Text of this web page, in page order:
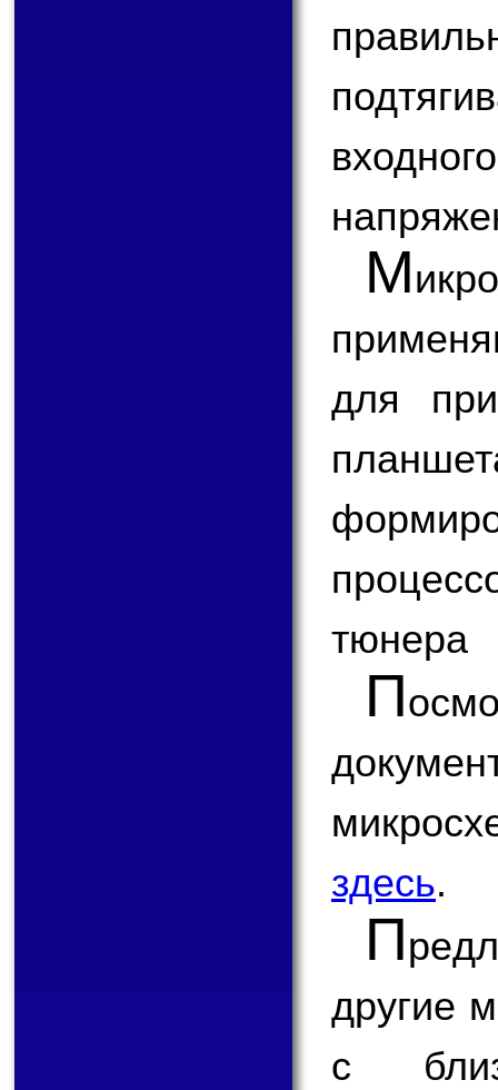
М
для
тюнера
П
здесь.
П
другие
с